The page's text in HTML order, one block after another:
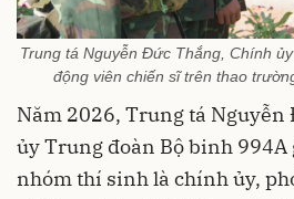
Trung tá Nguyễn Đức Thắng, Chính
động viên chiến sĩ trên thao
Năm 2026, Trung tá
ủy Trung đoàn Bộ binh
nhóm thí sinh là chính ủy,